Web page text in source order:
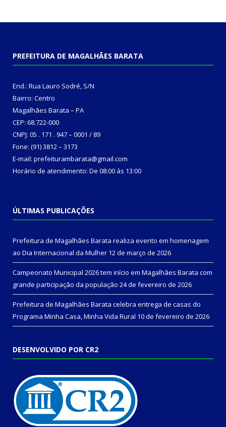
PREFEITURA DE MAGALHÃES BARATA
End.: Rua Lauro Sodré, S/N
Bairro: Centro
Magalhães Barata – PA
CEP: 68.722-000
CNPJ: 05 . 171 . 947 – 0001 / 89
Fone: (91) 3812 – 3173
E-mail: prefeiturambarata@gmail.com
Horário de atendimento: De 08:00 às 13:00
ÚLTIMAS PUBLICAÇÕES
Prefeitura de Magalhães Barata realiza evento em homenagem
ao Dia Internacional da Mulher 12 de março de 2026
Campeonato Municipal 2026 tem início em Magalhães Barata com
grande participação da população 24 de fevereiro de 2026
Prefeitura de Magalhães Barata celebra entrega de casas do
Programa Minha Casa, Minha Vida Rural 10 de fevereiro de 2026
DESENVOLVIDO POR CR2